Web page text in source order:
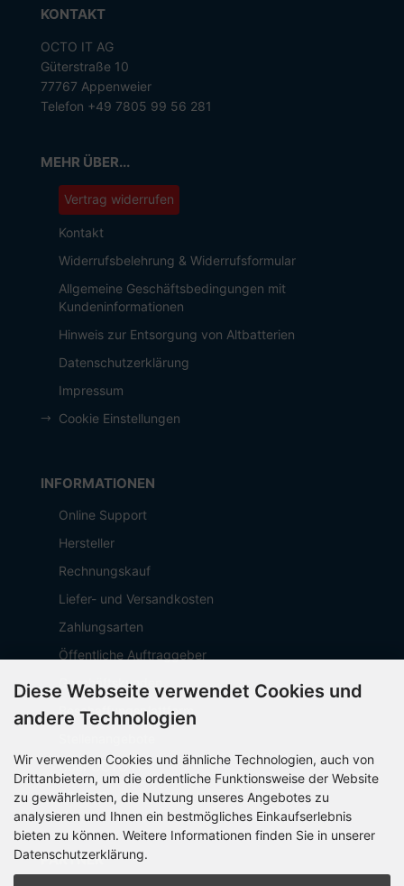
KONTAKT
OCTO IT AG
Güterstraße 10
77767 Appenweier
Telefon +49 7805 99 56 281
MEHR ÜBER...
Vertrag widerrufen
Kontakt
Widerrufsbelehrung & Widerrufsformular
Allgemeine Geschäftsbedingungen mit
Kundeninformationen
Hinweis zur Entsorgung von Altbatterien
Datenschutzerklärung
Impressum
Cookie Einstellungen
INFORMATIONEN
Online Support
Hersteller
Rechnungskauf
Liefer- und Versandkosten
Zahlungsarten
Öffentliche Auftraggeber
Geschäftskunden
Beschaffungsplattform
Über OCTO IT
Sitemap
PARTNER
Diese Webseite verwendet Cookies und
andere Technologien
Wir verwenden Cookies und ähnliche Technologien, auch von
Drittanbietern, um die ordentliche Funktionsweise der Website
zu gewährleisten, die Nutzung unseres Angebotes zu
analysieren und Ihnen ein bestmögliches Einkaufserlebnis
bieten zu können. Weitere Informationen finden Sie in unserer
Datenschutzerklärung.